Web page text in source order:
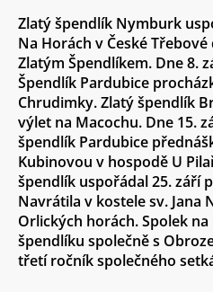
Zlatý špendlík Nymburk
Na Horách v České
Zlatým Špendlíkem. Dne 8.
Špendlík Pardubice
Chrudimky. Zlatý špendlík
výlet na Macochu. Dne 15.
špendlík Pardubice
Kubinovou v hospodě U
špendlík uspořádal 25. září
Navrátila v kostele sv. Jana
Orlických horách. Spolek
špendlíku společně s
třetí ročník společného